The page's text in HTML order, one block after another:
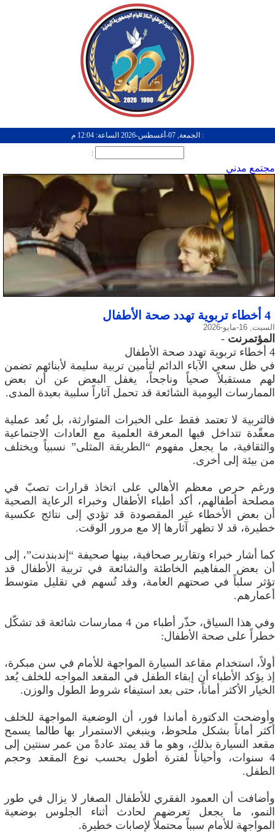
: الجمعة, 07-أغسطس-2026 الساعة: 12:04 م
:
مجتمع مدني
4 أخطاء تربوية تهدد صحة الأطفال
السبت, 16-مايو-2026
المؤتمرنت -
4 أخطاء تربوية تهدد صحة الأطفال
في ظل سعي الآباء الدائم لتأمين تربية سليمة لأبنائهم تضمن
لهم مستقبلاً صحياً وناجحاً، يغفل البعض عن أن بعض
الممارسات اليومية الشائعة قد تحمل آثاراً سلبية بعيدة المدى.
فالتربية لا تعتمد فقط على الخبرات المتوارثة، بل تُعد عملية
معقّدة تتداخل فيها المعرفة العلمية مع العادات الاجتماعية
والثقافية، ما يجعل مفهوم “الطريقة المثلى” نسبياً ويختلف
من بيئة إلى أخرى.
ورغم حرص معظم الأهالي على اتخاذ قرارات تصبّ في
مصلحة أطفالهم، أكد أطباء الأطفال وخبراء الرعاية الصحية
أن بعض الأخطاء غير المقصودة قد تؤدي إلى نتائج عكسية
خطيرة، قد لا تظهر آثارها إلا مع مرور الوقت.
كما أشار خبراء وتقارير صحافية، بينها صحيفة “إندبندنت”، إلى
أن بعض المفاهيم الخاطئة والشائعة في تربية الأطفال قد
تؤثر سلباً في صحتهم العامة، وقد تُسهم في تقليل متوسط
أعمارهم.
وفي هذا السياق، حذّر أطباء من 4 ممارسات شائعة قد تشكّل
خطراً على صحة الأطفال:
أولاً، استخدام مقاعد السيارة المواجهة للأمام في سن مبكرة،
إذ يؤكد الأطباء أن إبقاء الطفل في المقعد المواجه للخلف يُعد
الخيار الأكثر أماناً، حتى بعد استيفاء شروط الطول والوزن.
وأوضحت الدكتورة أماندا فور، أن الوضعية المواجهة للخلف
أكثر أماناً بشكل ملحوظ، وينبغي الاستمرار بها طالما يسمح
مقعد السيارة بذلك، وهو ما قد يمتد عادةً من عمر سنتين إلى
4 سنوات، وأحياناً لفترة أطول بحسب نوع المقعد وحجم
الطفل.
وأضافت أن العمود الفقري للأطفال الصغار لا يزال في طور
النمو، ما يجعل تعرضهم لحادث أثناء الجلوس بوضعية
المواجهة للأمام سبباً محتملاً لإصابات خطيرة.